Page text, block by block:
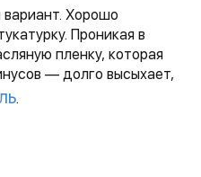
Хорошо
Проникая в
пленку, которая
— долго высыхает,
.